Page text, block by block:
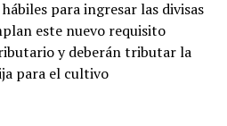
para ingresar las divisas
este nuevo requisito
y deberán tributar la
para el cultivo